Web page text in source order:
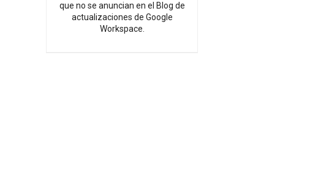
que no se anuncian en el Blog de
actualizaciones de Google
Workspace.